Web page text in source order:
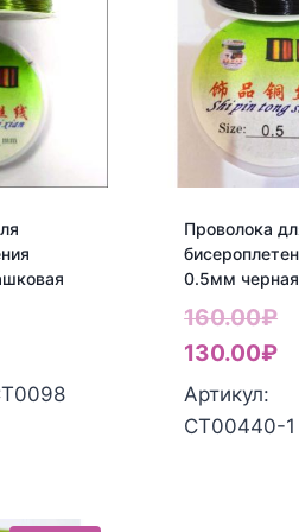
Проволока
0.5мм черная
160.00₽
130.00₽
Артикул:
СТ00440-1